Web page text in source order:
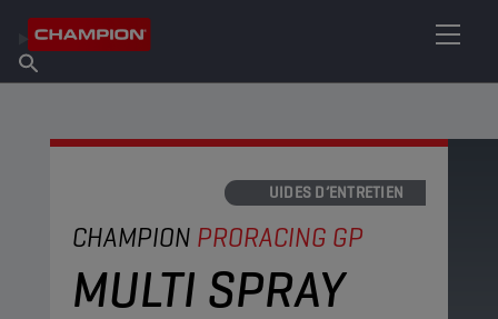
À propos de Champion
Trouver un point de vente
LIQUIDES D’ENTRETIEN
CHAMPION PRORACING GP
MULTI SPRAY